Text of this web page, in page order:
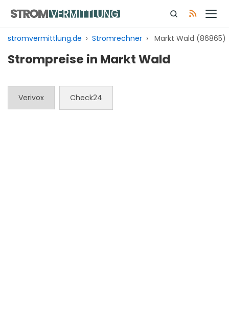
Inhalt
springen
stromvermittlung.de › Stromrechner › Markt Wald (86865)
Strompreise in Markt Wald
Verivox Check24